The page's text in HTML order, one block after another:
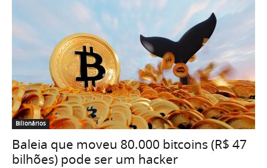
Bilionários
Baleia que moveu 80.000 bitcoins (R$ 47
bilhões) pode ser um hacker